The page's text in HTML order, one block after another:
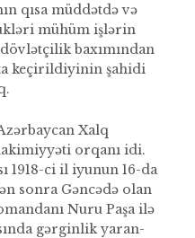
qısa müddətdə və
mühüm işlərin
baxımından
keçirildiyinin şahidi
Xalq
orqanı idi.
1918-ci il iyunun 16-da
sonra Gəncədə olan
Nuru Paşa ilə
gərginlik yaran­